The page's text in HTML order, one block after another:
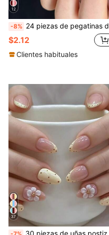
12
-8% 24 piezas de pegatinas de uñas acrílicas de estilo francés con lunares ovalados, autoadhesivas, el set incluye: 1 pieza de gel de gelatina y 1 pieza de lima de uñas
$2.12
Clientes habituales
37
30 piezas de uñas postizas cortas de almendra con diseño de lunares franceses, diseño de pétalos de gel 3D y lunares beige, adornadas con pequeñas cuentas de acero, juego de uñas acrílicas falsas, incluye: 1 pieza de pegamento de gelatina y 1 pieza de lima de uñas